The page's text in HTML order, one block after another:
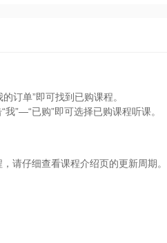
订单”即可找到已购课程。
”—“已购”即可选择已购课程听课。
请仔细查看课程介绍页的更新周期。